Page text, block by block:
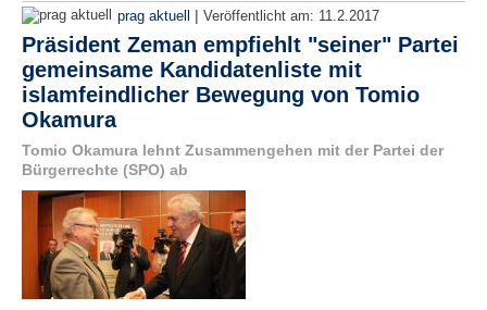
prag aktuell | Veröffentlicht am: 11.2.2017
Präsident Zeman empfiehlt "seiner" Partei
gemeinsame Kandidatenliste mit
islamfeindlicher Bewegung von Tomio
Okamura
Tomio Okamura lehnt Zusammengehen mit der Partei der
Bürgerrechte (SPO) ab